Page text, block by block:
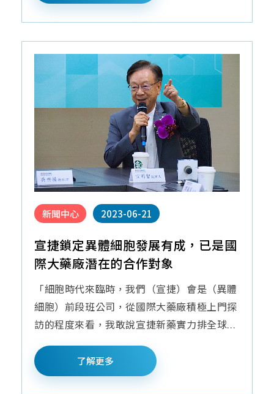
新聞中心 2023-06-21
宣捷鎖定異體細胞發展有成，已是國
際大藥廠潛在的合作對象
「細胞時代來臨時，我們（宣捷）會是（異體
細胞）前段班公司，從國際大藥廠積極上門探
訪的程度來看，我敢說宣捷新藥實力排全球...
了解更多
細
胞